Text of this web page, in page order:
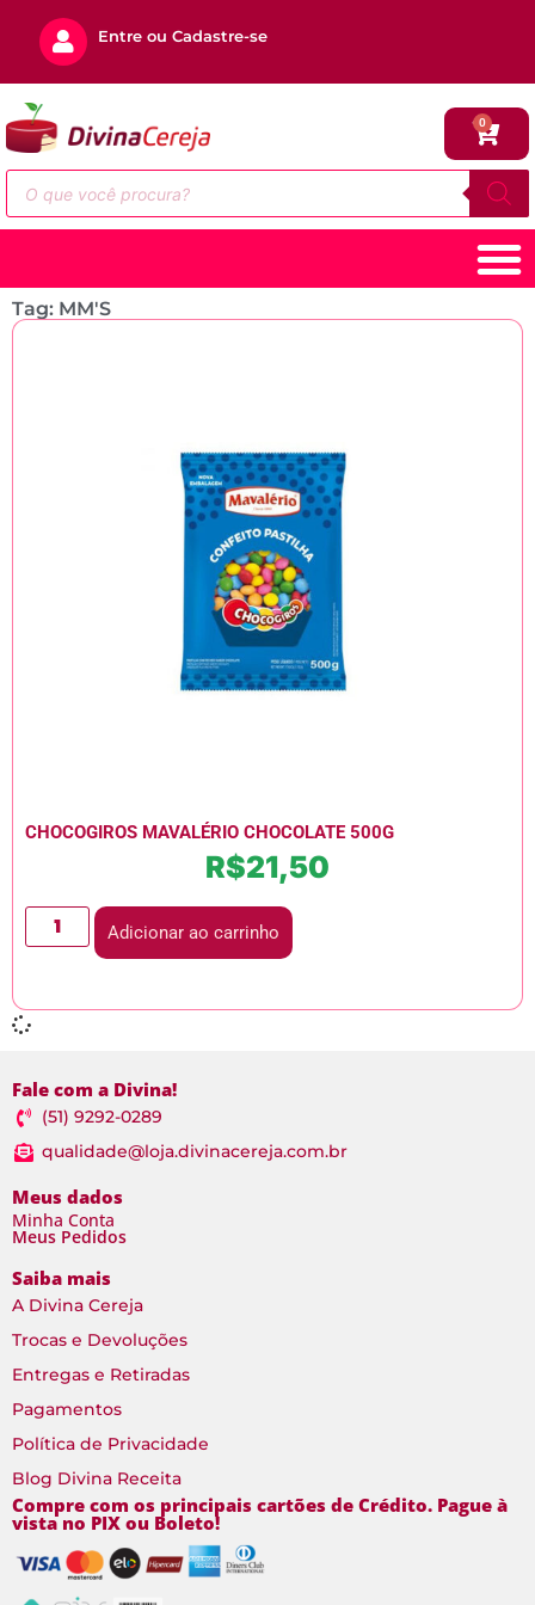
Entre ou Cadastre-se
0
Tag: MM'S
CHOCOGIROS MAVALÉRIO CHOCOLATE 500G
R$21,50
Adicionar ao carrinho
Fale com a Divina!
(51) 9292-0289
qualidade@loja.divinacereja.com.br
Meus dados
Minha Conta
Meus Pedidos
Saiba mais
A Divina Cereja
Trocas e Devoluções
Entregas e Retiradas
Pagamentos
Política de Privacidade
Blog Divina Receita
Compre com os principais cartões de Crédito. Pague à
vista no PIX ou Boleto!